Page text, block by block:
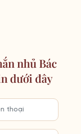
nhủ Bác
dưới đây